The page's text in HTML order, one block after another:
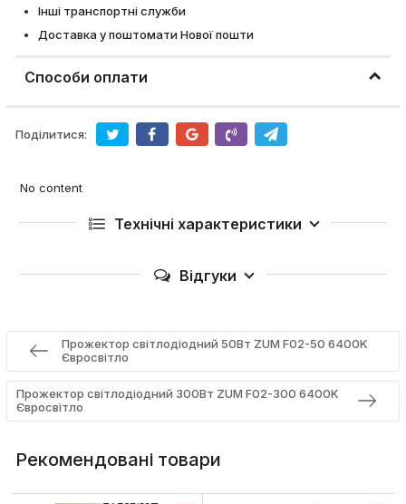
Інші транспортні служби
Доставка у поштомати Нової пошти
Способи оплати
Поділитися:
No content
Технічні характеристики
Відгуки
Прожектор світлодіодний 50Вт ZUM F02-50 6400K
Євросвітло
Прожектор світлодіодний 300Вт ZUM F02-300 6400K
Євросвітло
Рекомендовані товари